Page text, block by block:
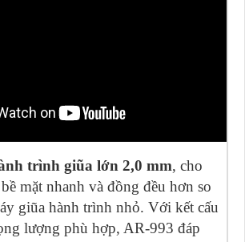
trình giũa lớn 2,0 mm, cho
mặt nhanh và đồng đều hơn so
giũa hành trình nhỏ. Với kết cấu
lượng phù hợp, AR-993 đáp